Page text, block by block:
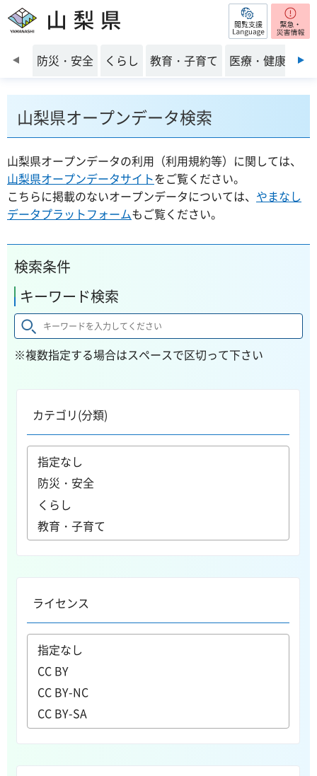
山梨県 閲覧支援
前のスライドを表示
防災・安全 くらし 教育・子育て 医療・健康・福
山梨県オープンデータ検索
山梨県オープンデータの利用（利用規約等）に関しては、
山梨県オープンデータサイトをご覧ください。
こちらに掲載のないオープンデータについては、 やまなし
データプラットフォームもご覧ください。
検索条件
キーワード検索
※複数指定する場合はスペースで区切って下さい
カテゴリ(分類)
ライセンス